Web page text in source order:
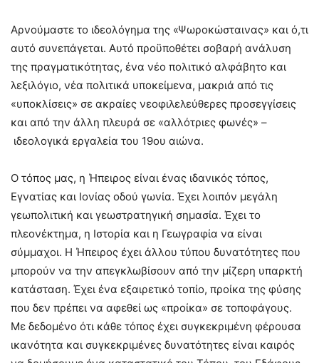
Αρνούμαστε το ιδεολόγημα της «Ψωροκώσταινας» και ό,τι
αυτό συνεπάγεται. Αυτό προϋποθέτει σοβαρή ανάλυση
της πραγματικότητας, ένα νέο πολιτικό αλφάβητο και
λεξιλόγιο, νέα πολιτικά υποκείμενα, μακριά από τις
«υποκλίσεις» σε ακραίες νεοφιλελεύθερες προσεγγίσεις
και από την άλλη πλευρά σε «αλλότριες φωνές» –
ιδεολογικά εργαλεία του 19ου αιώνα.
Ο τόπος μας, η Ήπειρος είναι ένας ιδανικός τόπος,
Εγνατίας και Ιονίας οδού γωνία. Έχει λοιπόν μεγάλη
γεωπολιτική και γεωστρατηγική σημασία. Έχει το
πλεονέκτημα, η Ιστορία και η Γεωγραφία να είναι
σύμμαχοι. Η Ήπειρος έχει άλλου τύπου δυνατότητες που
μπορούν να την απεγκλωβίσουν από την μίζερη υπαρκτή
κατάσταση. Έχει ένα εξαιρετικό τοπίο, προίκα της φύσης
που δεν πρέπει να αφεθεί ως «προίκα» σε τοποφάγους.
Με δεδομένο ότι κάθε τόπος έχει συγκεκριμένη φέρουσα
ικανότητα και συγκεκριμένες δυνατότητες είναι καιρός